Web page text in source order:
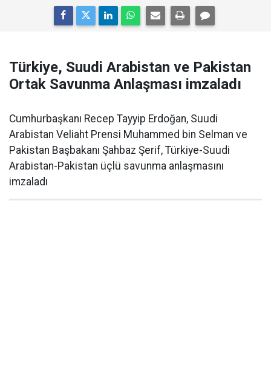
Türkiye, Suudi Arabistan ve Pakistan
Ortak Savunma Anlaşması imzaladı
Cumhurbaşkanı Recep Tayyip Erdoğan, Suudi
Arabistan Veliaht Prensi Muhammed bin Selman ve
Pakistan Başbakanı Şahbaz Şerif, Türkiye-Suudi
Arabistan-Pakistan üçlü savunma anlaşmasını
imzaladı